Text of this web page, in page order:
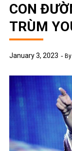
CON
TRÙM
January 3, 2023